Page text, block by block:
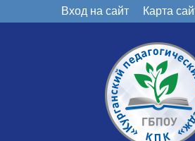
Вход на сайт Карта